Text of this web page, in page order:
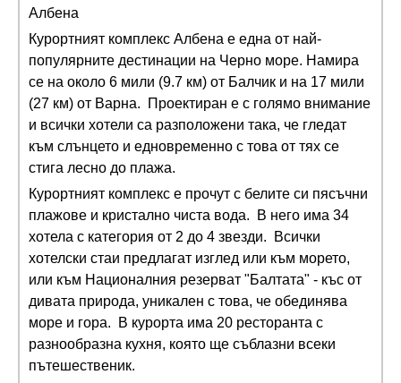
Албена
Курортният комплекс Албена e една от най-
популярните дестинации на Черно море. Намира
се на около 6 мили (9.7 км) от Балчик и на 17 мили
(27 км) от Варна. Проектиран е с голямо внимание
и всички хотели са разположени така, че гледат
към слънцето и едновременно с това от тях се
стига лесно до плажа.
Курортният комплекс е прочут с белите си пясъчни
плажове и кристално чиста вода. В него има 34
хотела с категория от 2 до 4 звезди. Всички
хотелски стаи предлагат изглед или към морето,
или към Националния резерват "Балтата" - къс от
дивата природа, уникален с това, че обединява
море и гора. В курорта има 20 ресторанта с
разнообразна кухня, която ще съблазни всеки
пътешественик.